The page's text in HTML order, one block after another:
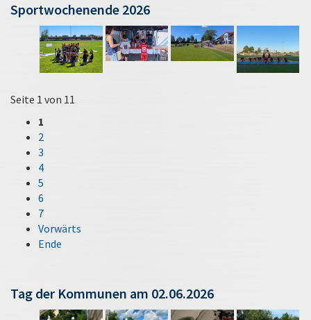
Sportwochenende 2026
Seite 1 von 11
1
2
3
4
5
6
7
Vorwärts
Ende
Tag der Kommunen am 02.06.2026